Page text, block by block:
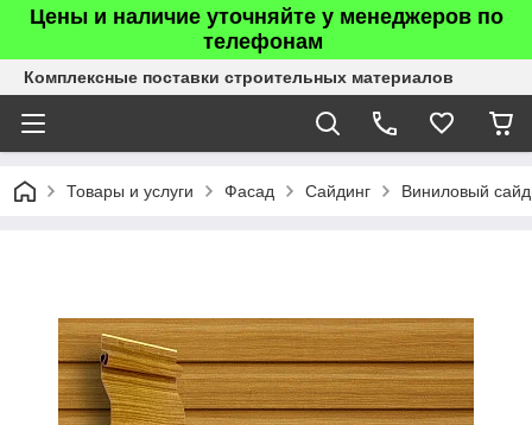
Цены и наличие уточняйте у менеджеров по
телефонам
Комплексные поставки строительных материалов
Товары и услуги Фасад Сайдинг Виниловый